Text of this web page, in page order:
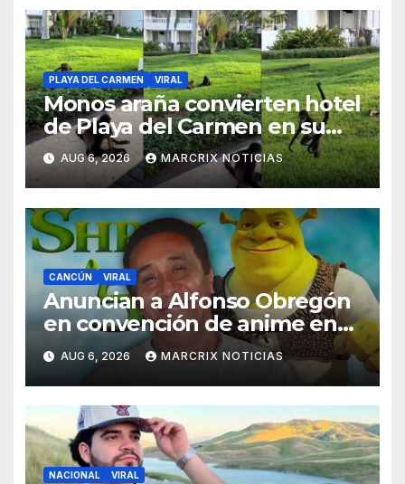
PLAYA DEL CARMEN VIRAL
Monos araña convierten hotel
de Playa del Carmen en su
parque de juegos
AUG 6, 2026 MARCRIX NOTICIAS
CANCÚN VIRAL
Anuncian a Alfonso Obregón
en convención de anime en
Cancún y llueven críticas en
redes sociales
AUG 6, 2026 MARCRIX NOTICIAS
NACIONAL VIRAL